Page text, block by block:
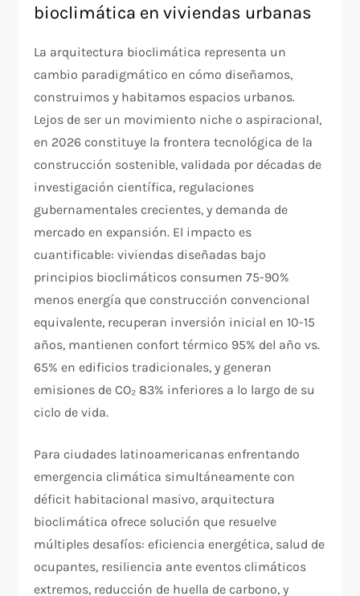
bioclimática en viviendas urbanas
La arquitectura bioclimática representa un
cambio paradigmático en cómo diseñamos,
construimos y habitamos espacios urbanos.
Lejos de ser un movimiento niche o aspiracional,
en 2026 constituye la frontera tecnológica de la
construcción sostenible, validada por décadas de
investigación científica, regulaciones
gubernamentales crecientes, y demanda de
mercado en expansión. El impacto es
cuantificable: viviendas diseñadas bajo
principios bioclimáticos consumen 75-90%
menos energía que construcción convencional
equivalente, recuperan inversión inicial en 10-15
años, mantienen confort térmico 95% del año vs.
65% en edificios tradicionales, y generan
emisiones de CO₂ 83% inferiores a lo largo de su
ciclo de vida.
Para ciudades latinoamericanas enfrentando
emergencia climática simultáneamente con
déficit habitacional masivo, arquitectura
bioclimática ofrece solución que resuelve
múltiples desafíos: eficiencia energética, salud de
ocupantes, resiliencia ante eventos climáticos
extremos, reducción de huella de carbono, y